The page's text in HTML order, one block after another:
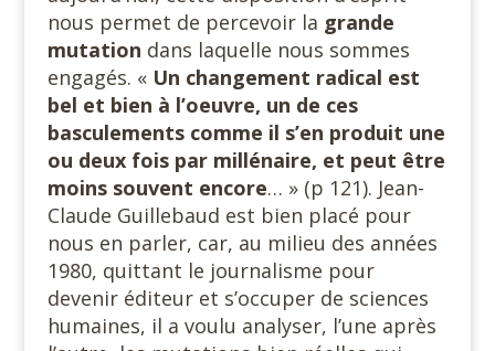
nous permet de percevoir la grande
mutation dans laquelle nous sommes
engagés. « Un changement radical est
bel et bien à l’oeuvre, un de ces
basculements comme il s’en produit une
ou deux fois par millénaire, et peut être
moins souvent encore… » (p 121). Jean-
Claude Guillebaud est bien placé pour
nous en parler, car, au milieu des années
1980, quittant le journalisme pour
devenir éditeur et s’occuper de sciences
humaines, il a voulu analyser, l’une après